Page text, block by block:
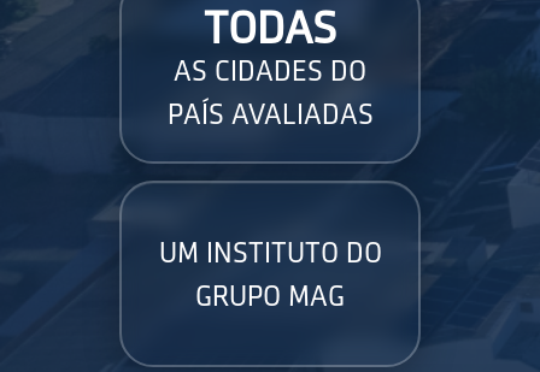
TODAS
AS CIDADES DO
PAÍS AVALIADAS
UM INSTITUTO DO
GRUPO MAG